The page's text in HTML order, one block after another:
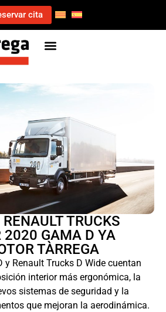
cita
TRUCKS
2020 GAMA D YA
TÀRREGA
y Renault Trucks D Wide cuentan
interior más ergonómica, la
sistemas de seguridad y la
que mejoran la aerodinámica.